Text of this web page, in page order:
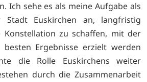
Ich sehe es als meine Aufgabe als
Stadt Euskirchen an, langfristig
Konstellation zu schaffen, mit der
Ergebnisse erzielt werden
die Rolle Euskirchens weiter
durch die Zusammenarbeit